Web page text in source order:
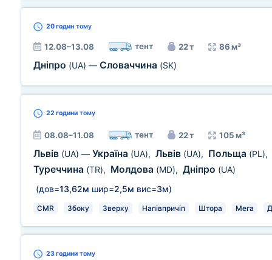
20 годин тому
12.08–13.08 тент 22 т 86 м³
Дніпро (UA) — Словаччина (SK)
22 години тому
08.08–11.08 тент 22 т 105 м³
Львів (UA) — Україна (UA), Львів (UA), Польща (PL),
Туреччина (TR), Молдова (MD), Дніпро (UA)
(дов=13,62м шир=2,5м вис=3м)
CMR Збоку Зверху Напівпричіп Штора Мега
23 години тому